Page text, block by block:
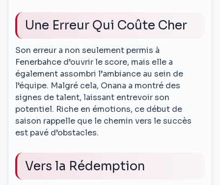
Une Erreur Qui Coûte Cher
Son erreur a non seulement permis à
Fenerbahce d’ouvrir le score, mais elle a
également assombri l’ambiance au sein de
l’équipe. Malgré cela, Onana a montré des
signes de talent, laissant entrevoir son
potentiel. Riche en émotions, ce début de
saison rappelle que le chemin vers le succès
est pavé d’obstacles.
Vers la Rédemption